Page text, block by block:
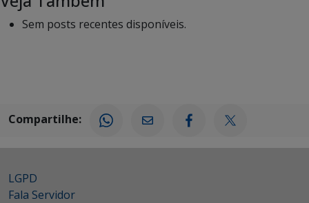
Sem posts recentes disponíveis.
Compartilhe:
LGPD
Fala Servidor